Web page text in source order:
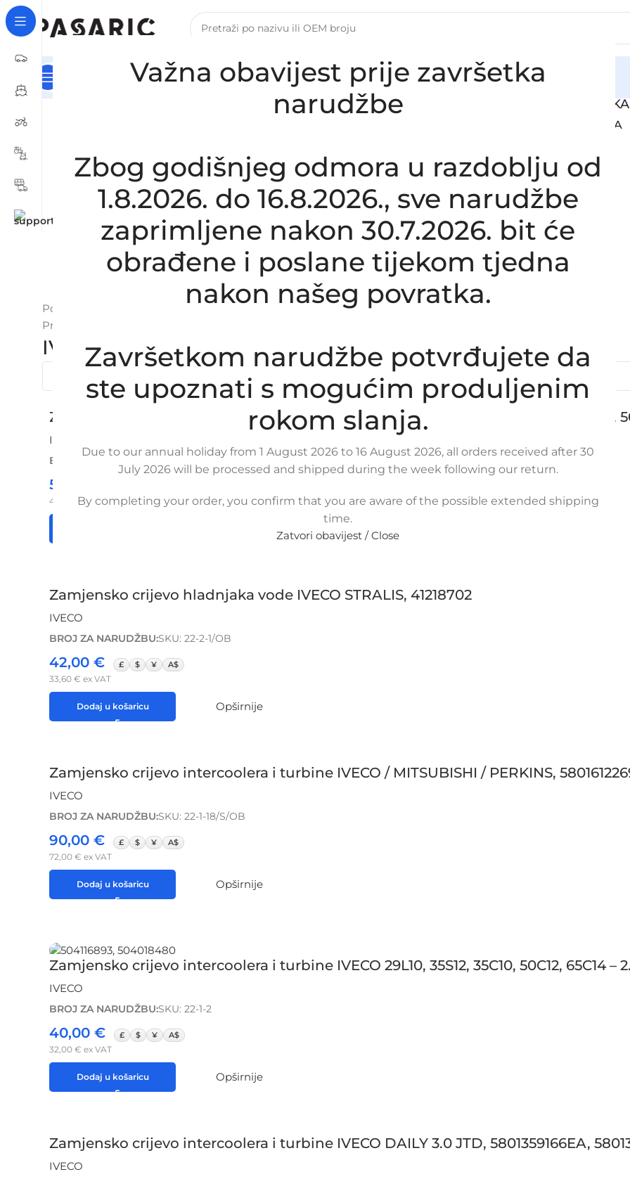
Važna obavijest prije završetka
narudžbe
Zbog godišnjeg odmora u razdoblju od
1.8.2026. do 16.8.2026., sve narudžbe
zaprimljene nakon 30.7.2026. bit će
obrađene i poslane tijekom tjedna
nakon našeg povratka.
Završetkom narudžbe potvrđujete da
ste upoznati s mogućim produljenim
rokom slanja.
Due to our annual holiday from 1 August 2026 to 16 August 2026, all orders received after 30
July 2026 will be processed and shipped during the week following our return.
By completing your order, you confirm that you are aware of the possible extended shipping
time.
Zatvori obavijest / Close
Naslovna Za Tvrtke I Obrte – B2B Registracija
CIJEVI INTERCOOLERA / TURBINE I
GUMIRANJE I BRUŠENJE VALJAKA / KOTAČA
OBUJMICE / SPOJNICE
HEAVY DUTY
CIJEVI ZA GRADITELJSTVO
CIJEVI ZA PERISTALTIČKE PUMPE
GNJEČNE VENTILE
CIJEVI ZA ZRAČNE KOČNICE
Početna
Prikazuje se svih 15 rezultata
IVECO
Zamjenska intercooler cijev IVECO DAILY GAMMA C/S/L, KOMBI 29 L 10 V 2.3 HPI,
IVECO
BROJ ZA NARUDŽBU:
52,50
42,00 €ex VAT
Zamjensko crijevo hladnjaka vode IVECO STRALIS, 41218702
IVECO
BROJ ZA NARUDŽBU:SKU: 22-2-1/OB
42,00 € £ $ ¥ A$
33,60 € ex VAT
Dodaj u košaricu Opširnije
Zamjensko crijevo intercoolera i turbine IVECO / MITSUBISHI / PERKINS,
IVECO
BROJ ZA NARUDŽBU:SKU: 22-1-18/S/OB
90,00 € £ $ ¥ A$
72,00 € ex VAT
Dodaj u košaricu Opširnije
Zamjensko crijevo intercoolera i turbine IVECO 29L10, 35S12, 35C10, 50C12, 65C14 –
IVECO
BROJ ZA NARUDŽBU:SKU: 22-1-2
40,00 € £ $ ¥ A$
32,00 € ex VAT
Dodaj u košaricu Opširnije
Zamjensko crijevo intercoolera i turbine IVECO DAILY 3.0 JTD, 5801359166EA,
IVECO